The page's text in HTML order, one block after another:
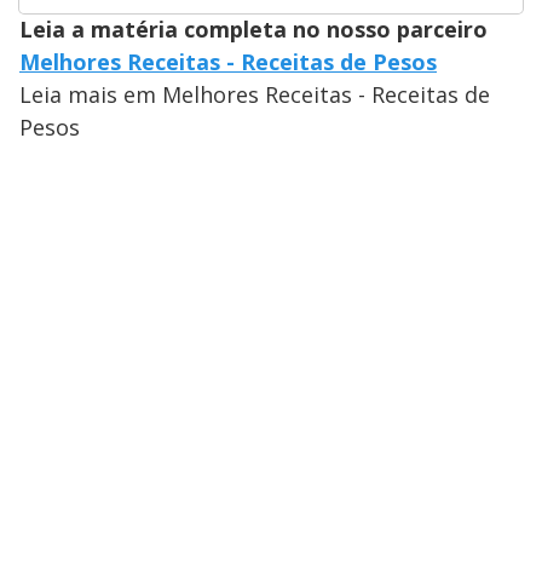
Leia a matéria completa no nosso parceiro
Melhores Receitas - Receitas de Pesos
Leia mais em Melhores Receitas - Receitas de
Pesos